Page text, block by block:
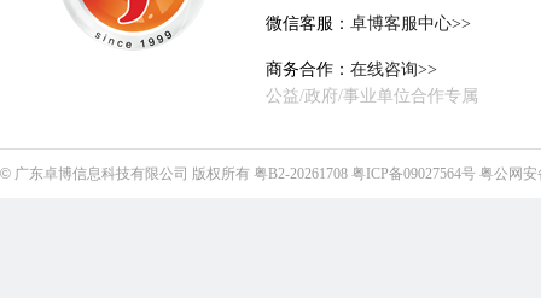
微信客服： 卓博客服中心>>
商务合作： 在线咨询>>
公益/政府/事业单位合作专属
© 广东卓博信息科技有限公司 版权所有 粤B2-20261708 粤ICP备09027564号 粤公网安